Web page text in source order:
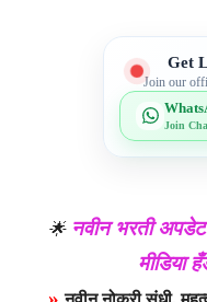
Get
Join our
Join
🌟नवीन भरती अपडेट
मीडिया